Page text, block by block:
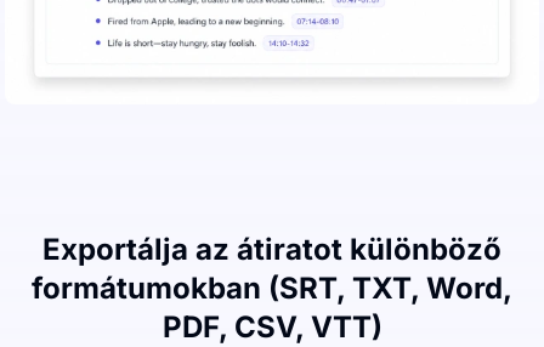
Exportálja az átiratot különböző
formátumokban (SRT, TXT, Word,
PDF, CSV, VTT)